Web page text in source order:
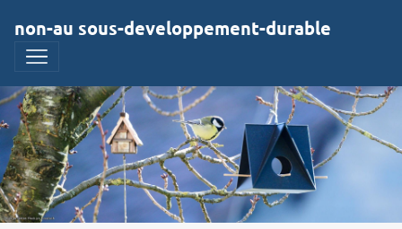
non-au sous-developpement-durable